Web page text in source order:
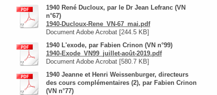
1940 René Ducloux, par le Dr Jean Lefranc (VN
n°67)
1940-Ducloux-Rene_VN-67_mai.pdf
Document Adobe Acrobat [244.5 KB]
1940 L'exode, par Fabien Crinon (VN n°99)
1940-Exode_VN99_juillet-août-2019.pdf
Document Adobe Acrobat [580.7 KB]
1940 Jeanne et Henri Weissenburger, directeurs
des cours complémentaires (2), par Fabien Crinon
(VN n°77)